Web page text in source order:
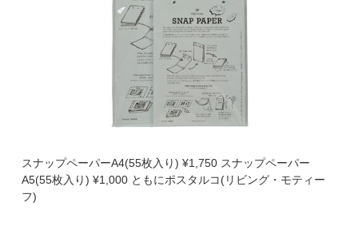
スナップペーパーA4(55枚入り) ¥1,750 スナップペーパー
A5(55枚入り) ¥1,000 ともにポスタルコ(リビング・モティー
フ)